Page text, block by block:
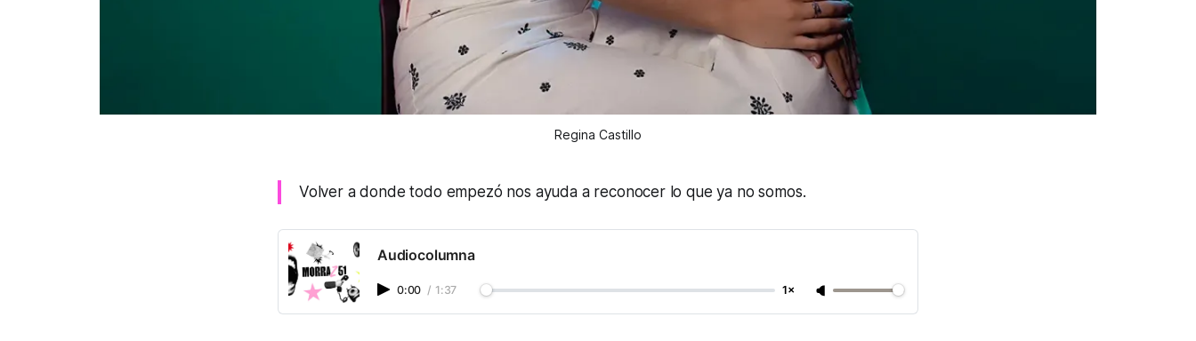
Regina Castillo
Volver a donde todo empezó nos ayuda a reconocer lo que ya no somos.
Audiocolumna
0:00 / 1:37 1×